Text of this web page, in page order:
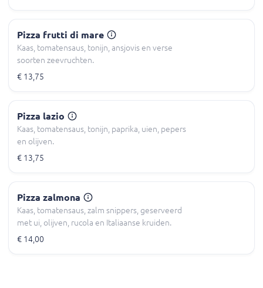
Pizza frutti di mare
Kaas, tomatensaus, tonijn, ansjovis en verse
soorten zeevruchten.
€ 13,75
Pizza lazio
Kaas, tomatensaus, tonijn, paprika, uien, pepers
en olijven.
€ 13,75
Pizza zalmona
Kaas, tomatensaus, zalm snippers, geserveerd
met ui, olijven, rucola en Italiaanse kruiden.
€ 14,00